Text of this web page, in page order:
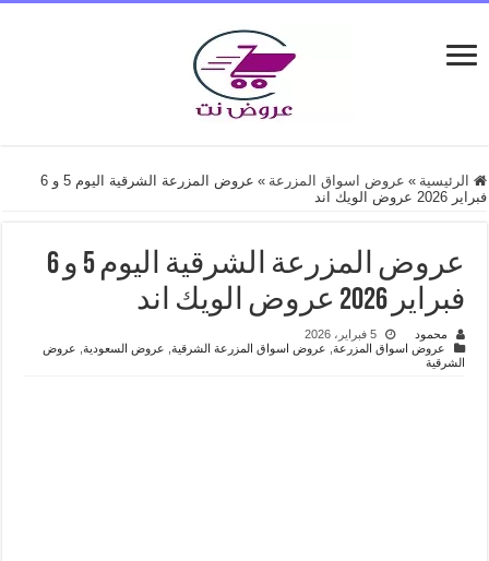
الرئيسية » عروض اسواق المزرعة »
عروض المزرعة الشرقية اليوم 5 و 6
فبراير 2026 عروض الويك اند
عروض المزرعة الشرقية اليوم 5 و 6
فبراير 2026 عروض الويك اند
محمود
5 فبراير، 2026
عروض اسواق المزرعة, عروض اسواق المزرعة الشرقية, عروض السعودية, عروض
الشرقية